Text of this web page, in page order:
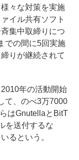
々な対策を実施
イル共有ソフト
集中取締りにつ
での間に5回実施
りが継続されて
年の活動開始
て、のべ3万7000
はGnutellaとBitT
を送付するな
るという。